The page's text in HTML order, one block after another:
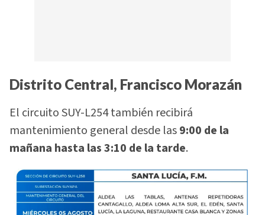
Distrito Central, Francisco Morazán
El circuito SUY-L254 también recibirá
mantenimiento general desde las9:00 de la
mañana hasta las 3:10 de la tarde.